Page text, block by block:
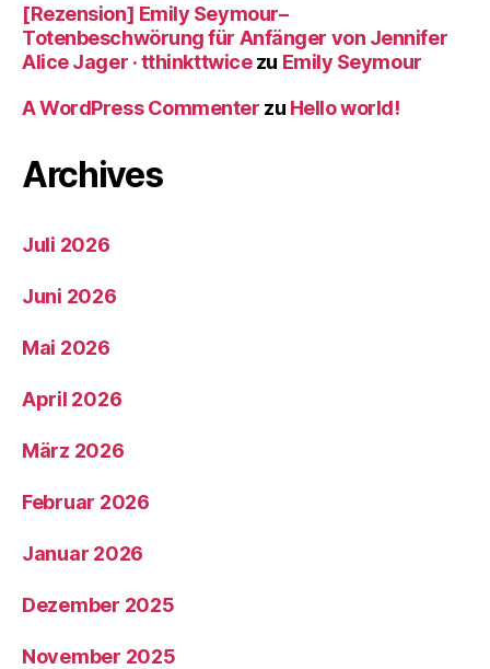
[Rezension] Emily Seymour–
Totenbeschwörung für Anfänger von Jennifer
Alice Jager · tthinkttwicezu Emily Seymour
A WordPress Commenter zu Hello world!
Archives
Juli 2026
Juni 2026
Mai 2026
April 2026
März 2026
Februar 2026
Januar 2026
Dezember 2025
November 2025